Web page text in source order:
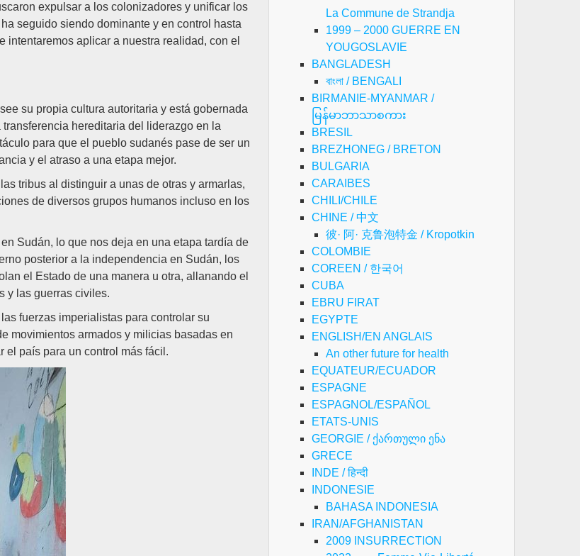
expulsar a los colonizadores y unificar los
seguido siendo dominante y en control hasta
aplicar a nuestra realidad, con el
su propia cultura autoritaria y está gobernada
hereditaria del liderazgo en la
para que el pueblo sudanés pase de ser un
y el atraso a una etapa mejor.
tribus al distinguir a unas de otras y armarlas,
de diversos grupos humanos incluso en los
Sudán, lo que nos deja en una etapa tardía de
posterior a la independencia en Sudán, los
el Estado de una manera u otra, allanando el
y las guerras civiles.
fuerzas imperialistas para controlar su
movimientos armados y milicias basadas en
el país para un control más fácil.
La Commune de Strandja
1999 – 2000 GUERRE EN
YOUGOSLAVIE
BANGLADESH
বাংলা / BENGALI
BIRMANIE-MYANMAR /
မြန်မာဘာသာစကား
BRESIL
BREZHONEG / BRETON
BULGARIA
CARAIBES
CHILI/CHILE
CHINE / 中文
彼· 阿· 克鲁泡特金 / Kropotkin
COLOMBIE
COREEN / 한국어
CUBA
EBRU FIRAT
EGYPTE
ENGLISH/EN ANGLAIS
An other future for health
EQUATEUR/ECUADOR
ESPAGNE
ESPAGNOL/ESPAÑOL
ETATS-UNIS
GEORGIE / ქართული ენა
GRECE
INDE / हिन्दी
INDONESIE
BAHASA INDONESIA
IRAN/AFGHANISTAN
2009 INSURRECTION